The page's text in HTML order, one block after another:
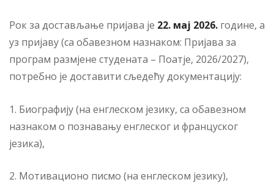
Рок за достављање пријава је 22. мај 2026. године, а
уз пријаву (са обавезном назнаком: Пријава за
програм размјене студената – Поатје, 2026/2027),
потребно је доставити сљедећу документацију:
1. Биографију (на енглеском језику, са обавезном
назнаком о познавању енглеског и француског
језика),
2. Мотивационо писмо (на енглеском језику),